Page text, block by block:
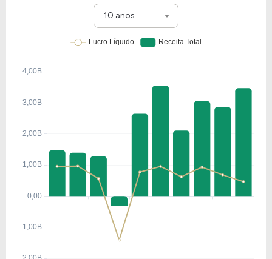
10 anos